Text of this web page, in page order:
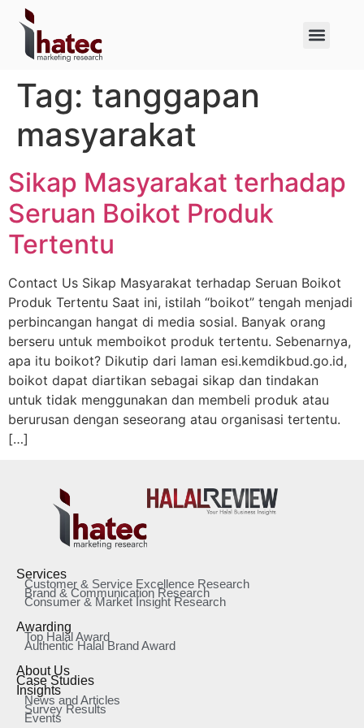
Tag: tanggapan
masyarakat
Sikap Masyarakat terhadap
Seruan Boikot Produk
Tertentu
Contact Us Sikap Masyarakat terhadap Seruan Boikot
Produk Tertentu Saat ini, istilah “boikot” tengah menjadi
perbincangan hangat di media sosial. Banyak orang
berseru untuk memboikot produk tertentu. Sebenarnya,
apa itu boikot? Dikutip dari laman esi.kemdikbud.go.id,
boikot dapat diartikan sebagai sikap dan tindakan
untuk tidak menggunakan dan membeli produk atau
berurusan dengan seseorang atau organisasi tertentu.
[…]
Services
Customer & Service Excellence Research
Brand & Communication Research
Consumer & Market Insight Research
Awarding
Top Halal Award
Authentic Halal Brand Award
About Us
Case Studies
Insights
News and Articles
Survey Results
Events